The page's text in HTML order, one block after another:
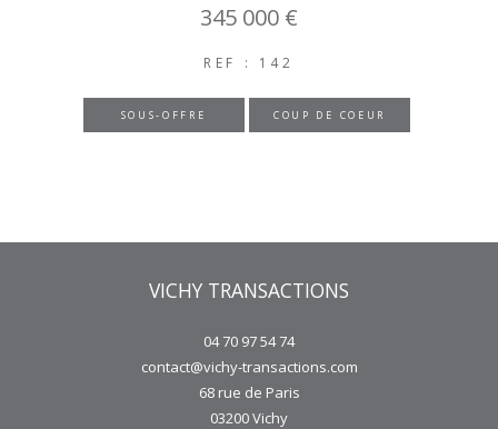
345 000 €
REF : 142
SOUS-OFFRE COUP DE COEUR
VICHY TRANSACTIONS
04 70 97 54 74
contact@vichy-transactions.com
68 rue de Paris
03200
Vichy